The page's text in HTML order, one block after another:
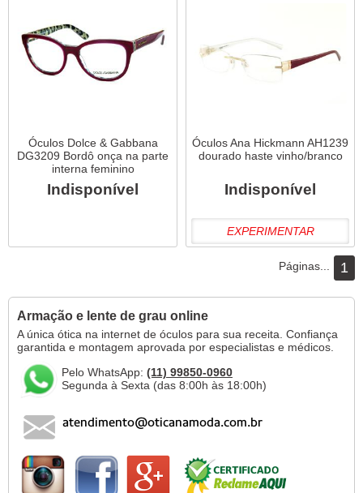
Óculos Dolce & Gabbana
DG3209 Bordô onça na parte
interna feminino
Indisponível
Óculos Ana Hickmann AH1239
dourado haste vinho/branco
Indisponível
EXPERIMENTAR
Páginas... 1
Armação e lente de grau online
A única ótica na internet de óculos para sua receita. Confiança
garantida e montagem aprovada por especialistas e médicos.
Pelo WhatsApp: (11) 99850-0960
Segunda à Sexta (das 8:00h às 18:00h)